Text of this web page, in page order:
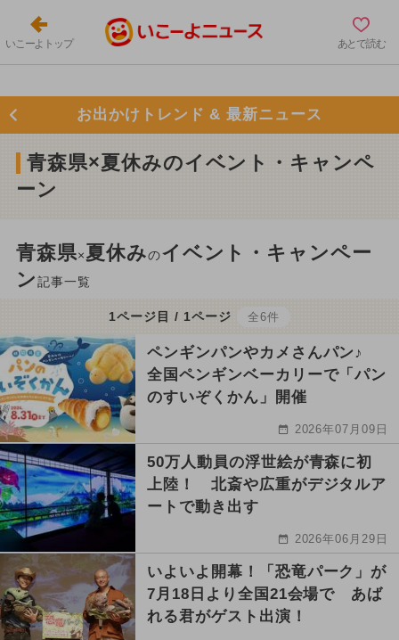
いこーよトップ あとで読む
お出かけトレンド & 最新ニュース
青森県×夏休みのイベント・キャンペ
ーン
青森県×夏休みのイベント・キャンペー
ン記事一覧
1ページ目 / 1ページ 全6件
ペンギンパンやカメさんパン♪
全国ペンギンベーカリーで「パン
のすいぞくかん」開催
2026年07月09日
50万人動員の浮世絵が青森に初
上陸！ 北斎や広重がデジタルア
ートで動き出す
2026年06月29日
いよいよ開幕！「恐竜パーク」が
7月18日より全国21会場で あば
れる君がゲスト出演！